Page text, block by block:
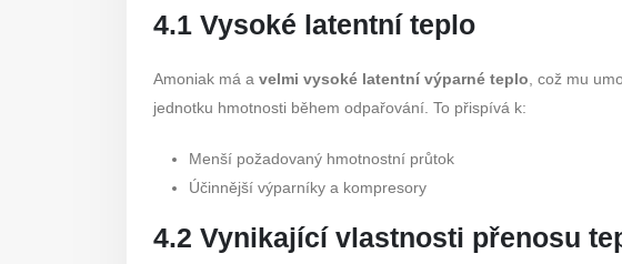
4.1 Vysoké latentní teplo
Amoniak má a velmi vysoké latentní výparné teplo , což mu
jednotku hmotnosti během odpařování. To přispívá k:
Menší požadovaný hmotnostní průtok
Účinnější výparníky a kompresory
4.2 Vynikající vlastnosti přenosu